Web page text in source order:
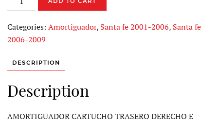
TRASERO
NK-
2012-
quantity
Categories: Amortiguador, Santa fe 2001-2006, Santa fe
2006-2009
DESCRIPTION
Description
AMORTIGUADOR CARTUCHO TRASERO DERECHO E